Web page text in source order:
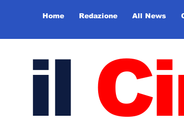
Home Redazione All News
il